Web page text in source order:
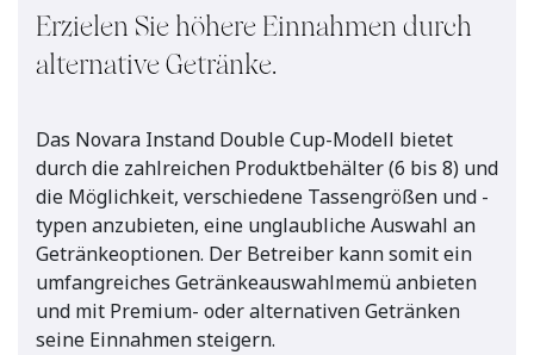
Erzielen Sie höhere Einnahmen durch
alternative Getränke.
Das Novara Instand Double Cup-Modell bietet
durch die zahlreichen Produktbehälter (6 bis 8) und
die Möglichkeit, verschiedene Tassengrößen und -
typen anzubieten, eine unglaubliche Auswahl an
Getränkeoptionen. Der Betreiber kann somit ein
umfangreiches Getränkeauswahlmemü anbieten
und mit Premium- oder alternativen Getränken
seine Einnahmen steigern.